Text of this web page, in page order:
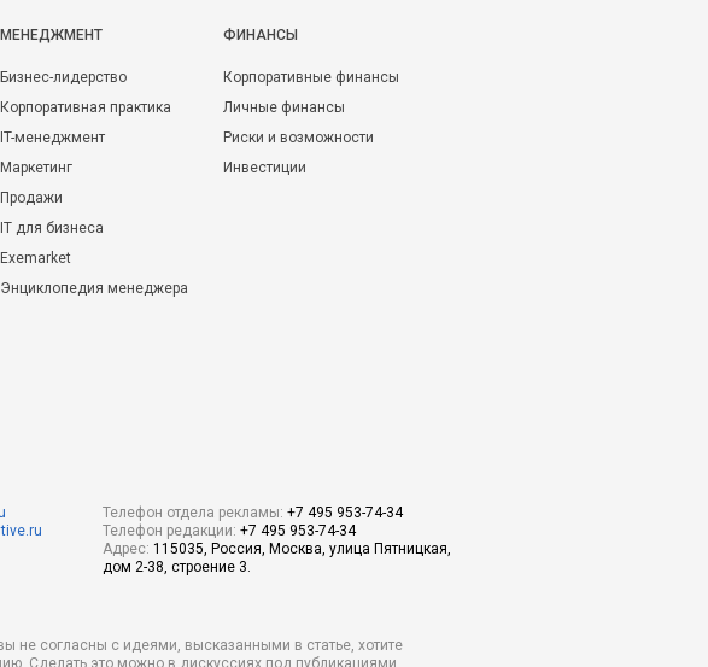
МЕНЕДЖМЕНТ
Бизнес-лидерство
Корпоративная практика
IT-менеджмент
Маркетинг
Продажи
IT для бизнеса
Exemarket
Энциклопедия менеджера
ФИНАНСЫ
Корпоративные финансы
Личные финансы
Риски и возможности
Инвестиции
Телефон отдела рекламы: +7 495 953-74-34
Телефон редакции: +7 495 953-74-34
Адрес: 115035, Россия, Москва, улица Пятницкая,
дом 2-38, строение 3.
не согласны с идеями, высказанными в статье, хотите
Сделать это можно в дискуссиях под публикациями.